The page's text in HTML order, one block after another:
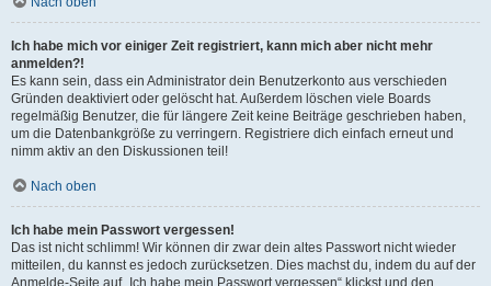
Ich habe mich vor einiger Zeit registriert, kann mich aber nicht mehr
anmelden?!
Es kann sein, dass ein Administrator dein Benutzerkonto aus verschieden
Gründen deaktiviert oder gelöscht hat. Außerdem löschen viele Boards
regelmäßig Benutzer, die für längere Zeit keine Beiträge geschrieben haben,
um die Datenbankgröße zu verringern. Registriere dich einfach erneut und
nimm aktiv an den Diskussionen teil!
Nach oben
Ich habe mein Passwort vergessen!
Das ist nicht schlimm! Wir können dir zwar dein altes Passwort nicht wieder
mitteilen, du kannst es jedoch zurücksetzen. Dies machst du, indem du auf der
Anmelde-Seite auf „Ich habe mein Passwort vergessen“ klickst und den